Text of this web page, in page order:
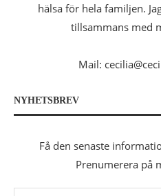
hälsa för hela familjen.
tillsammans med
Mail:
NYHETSBREV
Få den senaste
Prenumerera på